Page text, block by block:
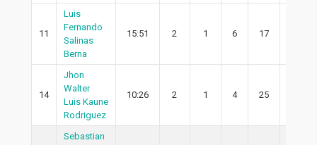
11
Luis
Fernando
Salinas
Berna
15:51 2 1 6 17
14
Jhon
Walter
Luis Kaune
Rodriguez
10:26 2 1 4 25
Sebastian